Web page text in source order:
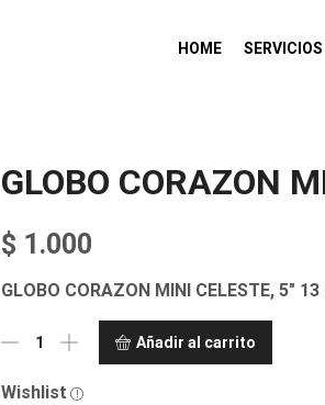
HOME SERVICIOS
GLOBO CORAZON
$ 1.000
GLOBO CORAZON MINI CELESTE, 5″
Añadir al carrito
Wishlist